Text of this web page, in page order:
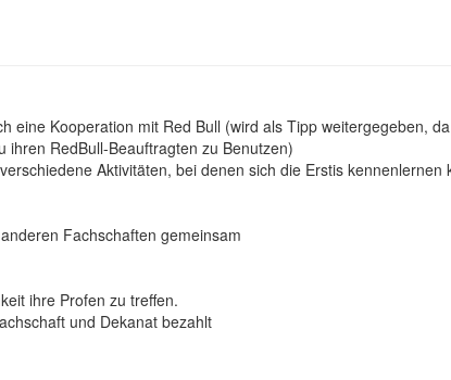
eine Kooperation mit Red Bull (wird als Tipp weitergegeben,
ihren RedBull-Beauftragten zu Benutzen)
Aktivitäten, bei denen sich die Erstis kennenlernen
Fachschaften gemeinsam
ihre Profen zu treffen.
und Dekanat bezahlt